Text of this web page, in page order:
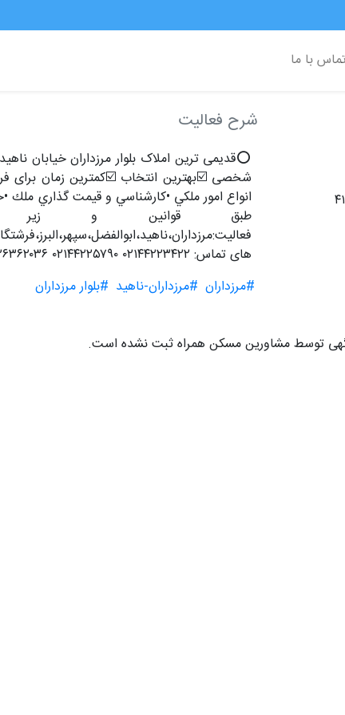
با ما
شرح فعالیت
⭕️قدیمی ترین املاک بلوار مرزداران خیابان
شخصی ☑️بهترین انتخاب ☑️کمترین زمان برای
انواع امور ملكي •كارشناسي و قيمت گذاري ملك
طبق قوانين و زير
های تماس: ٠٢١٤٤٢٢٣٤٢٢ ٠٢١٤٤٢٢٥٧٩٠ ۰۹۱۲۶۳۶۲۰۳۶ ۰۹۳۳۲۳۳۲۲۰۳ مديريت :ابراهيمي
#مرزداران #مرزداران-ناهید #بلوار مرزداران
توسط مشاورين مسكن همراه ثبت نشده است.